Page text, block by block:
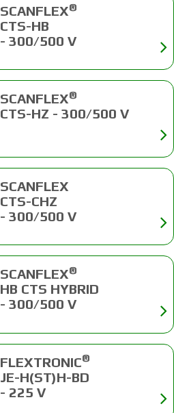
SCANFLEX®
CTS-HB
- 300/500 V
SCANFLEX®
CTS-HZ - 300/500 V
SCANFLEX
CTS-CHZ
- 300/500 V
SCANFLEX®
HB CTS HYBRID
- 300/500 V
FLEXTRONIC®
JE-H(ST)H-BD
- 225 V